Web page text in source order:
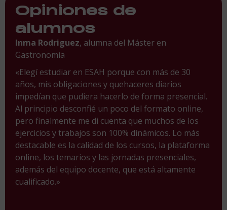
Opiniones de
alumnos
Inma Rodriguez, alumna del Máster en
Gastronomía
«Elegí estudiar en ESAH porque con más de 30
años, mis obligaciones y quehaceres diarios
impedían que pudiera hacerlo de forma presencial.
Al principio desconfié un poco del formato online,
pero finalmente me di cuenta que muchos de los
ejercicios y trabajos son 100% dinámicos. Lo más
destacable es la calidad de los cursos, la plataforma
online, los temarios y las jornadas presenciales,
además del equipo docente, que está altamente
cualificado.»